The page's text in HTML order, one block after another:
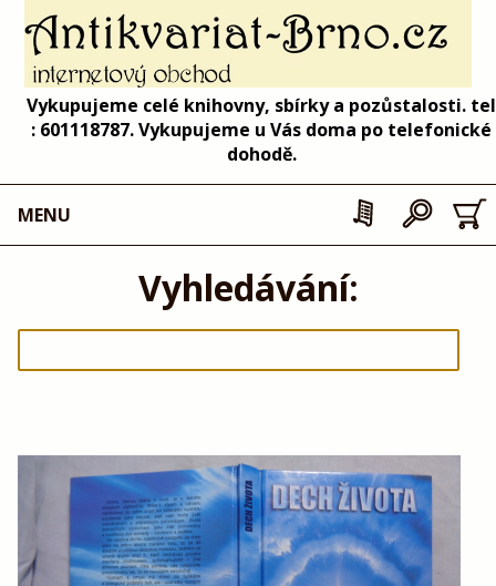
Vykupujeme celé knihovny, sbírky a pozůstalosti. tel
: 601118787. Vykupujeme u Vás doma po telefonické
dohodě.
MENU
Vyhledávání: